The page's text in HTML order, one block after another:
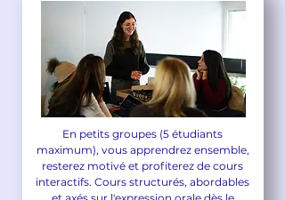
En petits groupes (5 étudiants
maximum), vous apprendrez ensemble,
resterez motivé et profiterez de cours
interactifs. Cours structurés, abordables